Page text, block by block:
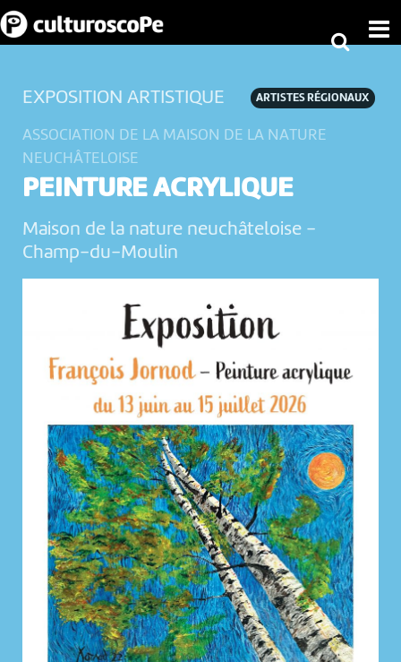
ARTISTES RÉGIONAUX
EXPOSITION ARTISTIQUE
ASSOCIATION DE LA MAISON DE LA NATURE
NEUCHÂTELOISE
PEINTURE ACRYLIQUE
Maison de la nature neuchâteloise -
Champ-du-Moulin